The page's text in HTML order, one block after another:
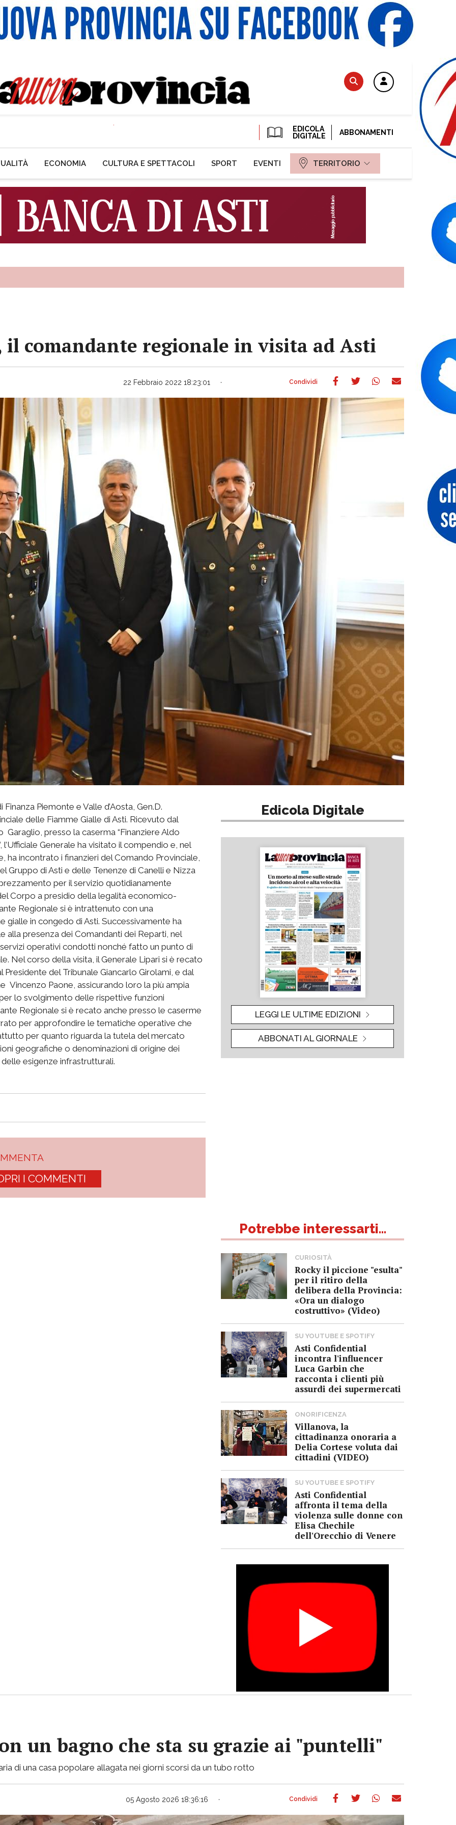
EDICOLA
DIGITALE
ABBONAMENTI
ECONOMIA CULTURA E SPETTACOLI SPORT EVENTI TERRITORIO
il comandante regionale in visita ad Asti
22 Febbraio 2022 18:23:01
Piemonte e Valle d’Aosta, Gen.D.
delle Fiamme Gialle di Asti. Ricevuto dal
presso la caserma “Finanziere Aldo
Generale ha visitato il compendio e, nel
incontrato i finanzieri del Comando Provinciale,
Gruppo di Asti e delle Tenenze di Canelli e Nizza
per il servizio quotidianamente
Corpo a presidio della legalità economico-
Regionale si è intrattenuto con una
gialle in congedo di Asti. Successivamente ha
alla presenza dei Comandanti dei Reparti, nel
operativi condotti nonché fatto un punto di
Nel corso della visita, il Generale Lipari si è recato
del Tribunale Giancarlo Girolami, e dal
Vincenzo Paone, assicurando loro la più ampia
lo svolgimento delle rispettive funzioni
Regionale si è recato anche presso le caserme
per approfondire le tematiche operative che
per quanto riguarda la tutela del mercato
geografiche o denominazioni di origine dei
esigenze infrastrutturali.
I COMMENTI
Edicola Digitale
LEGGI LE ULTIME EDIZIONI
ABBONATI AL GIORNALE
Potrebbe interessarti...
CURIOSITÀ
Rocky il piccione "esulta"
per il ritiro della
delibera della Provincia:
«Ora un dialogo
costruttivo» (Video)
SU YOUTUBE E SPOTIFY
Asti Confidential
incontra l'influencer
Luca Garbin che
racconta i clienti più
assurdi dei supermercati
ONORIFICENZA
Villanova, la
cittadinanza onoraria a
Delia Cortese voluta dai
cittadini (VIDEO)
SU YOUTUBE E SPOTIFY
Asti Confidential
affronta il tema della
violenza sulle donne con
Elisa Chechile
dell'Orecchio di Venere
un bagno che sta su grazie ai "puntelli"
di una casa popolare allagata nei giorni scorsi da un tubo rotto
05 Agosto 2026 18:36:16